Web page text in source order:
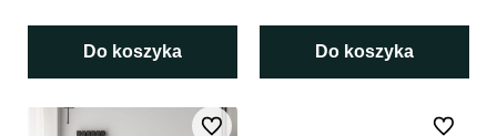
Do koszyka Do koszyka
Do ulubionych Do